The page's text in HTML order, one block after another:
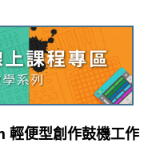
便型創作鼓機工作